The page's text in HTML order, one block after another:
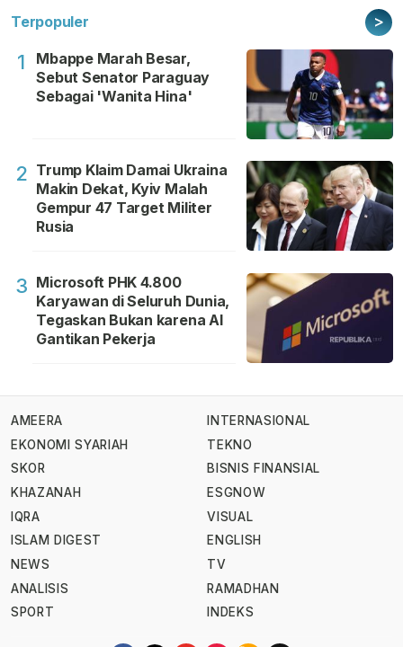
Terpopuler >
1
Mbappe Marah Besar,
Sebut Senator Paraguay
Sebagai 'Wanita Hina'
2 Trump Klaim Damai Ukraina
Makin Dekat, Kyiv Malah
Gempur 47 Target Militer
Rusia
3 Microsoft PHK 4.800
Karyawan di Seluruh Dunia,
Tegaskan Bukan karena AI
Gantikan Pekerja
AMEERA
EKONOMI SYARIAH
SKOR
KHAZANAH
IQRA
ISLAM DIGEST
NEWS
ANALISIS
SPORT
INTERNASIONAL
TEKNO
BISNIS FINANSIAL
ESGNOW
VISUAL
ENGLISH
TV
RAMADHAN
INDEKS